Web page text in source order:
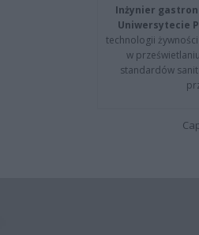
Inżynier
Uniwersytecie
technologii
w
standardów